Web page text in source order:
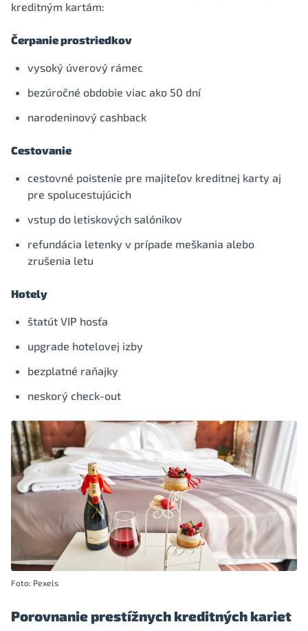
kreditným kartám:
Čerpanie prostriedkov
vysoký úverový rámec
bezúročné obdobie viac ako 50 dní
narodeninový cashback
Cestovanie
cestovné poistenie pre majiteľov kreditnej karty aj
pre spolucestujúcich
vstup do letiskových salónikov
refundácia letenky v prípade meškania alebo
zrušenia letu
Hotely
štatút VIP hosťa
upgrade hotelovej izby
bezplatné raňajky
neskorý check-out
Foto: Pexels
Porovnanie prestížnych kreditných kariet